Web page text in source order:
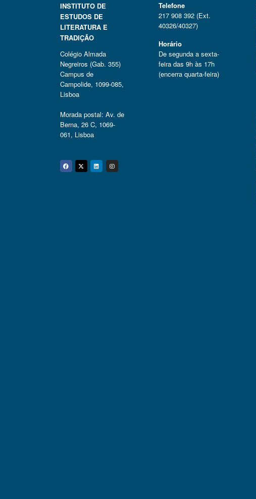
INSTITUTO DE
ESTUDOS DE
LITERATURA E
TRADIÇÃO
Colégio Almada
Negreiros (Gab. 355)
Campus de
Campolide, 1099-085,
Lisboa
Morada postal: Av. de
Berna, 26 C, 1069-
061, Lisboa
Facebook
Twitter
Linkedin
Instagram
Telefone
217 908 392 (Ext.
40326/40327)
Horário
De segunda a sexta-
feira das 9h às 17h
(encerra quarta-feira)